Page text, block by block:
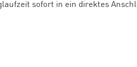
sofort in ein direktes